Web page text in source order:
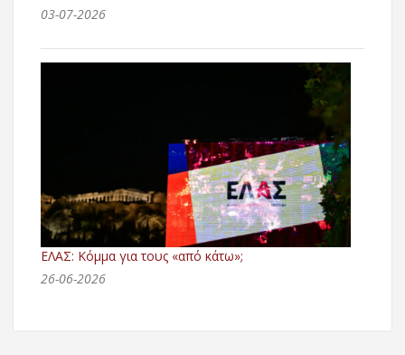
03-07-2026
ΕΛΑΣ: Κόμμα για τους «από κάτω»;
26-06-2026